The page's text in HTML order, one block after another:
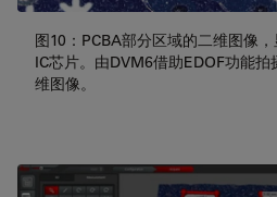
图10：PCBA部分区域的二维图像
IC芯片。由DVM6借助EDOF功能拍
维图像。